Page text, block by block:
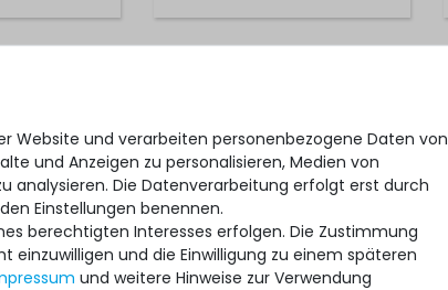
und
Service
Support mit 4h
Reaktionszeit & Vor-Ort-
Service
Website und verarbeiten personenbezogene Daten von
und Anzeigen zu personalisieren, Medien von
analysieren. Die Datenverarbeitung erfolgt erst durch
Einstellungen benennen.
berechtigten Interesses erfolgen. Die Zustimmung
und die Einwilligung zu einem späteren
und weitere Hinweise zur Verwendung